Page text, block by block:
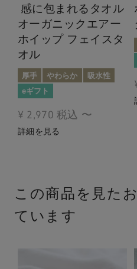
感に包まれるタオル
オーガニックエアー
ホイップ フェイスタ
オル
厚手 やわらか
吸水性
eギフト
¥ 2,970 税込 〜
詳細を見る
この商品を見た
ています